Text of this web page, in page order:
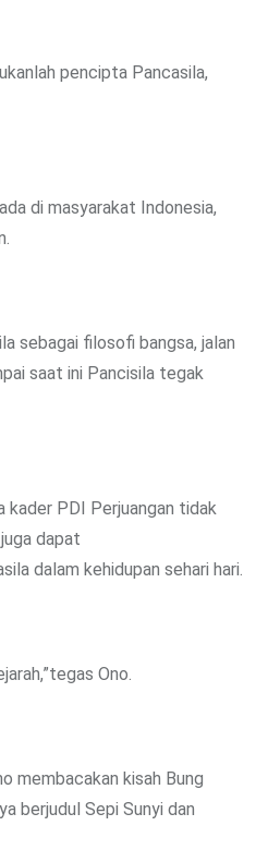
pencipta Pancasila,
di masyarakat Indonesia,
sebagai filosofi bangsa, jalan
saat ini Pancisila tegak
kader PDI Perjuangan tidak
dapat
dalam kehidupan sehari hari.
Ono.
membacakan kisah Bung
berjudul Sepi Sunyi dan